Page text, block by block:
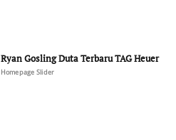
Ryan Gosling Duta Terbaru TAG Heuer
Homepage Slider